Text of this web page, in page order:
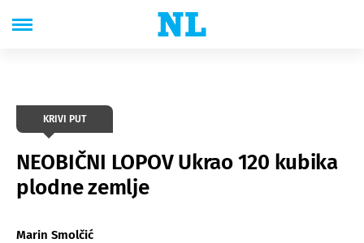
KRIVI PUT
NEOBIČNI LOPOV Ukrao 120 kubika
plodne zemlje
Marin Smolčić